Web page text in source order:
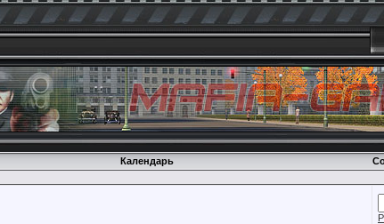
Календарь